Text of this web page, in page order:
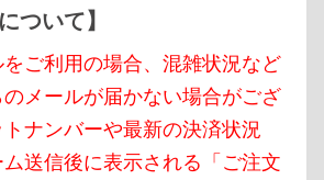
ついて】
ご利用の場合、混雑状況など
メールが届かない場合がござ
ナンバーや最新の決済状況
送信後に表示される「ご注文